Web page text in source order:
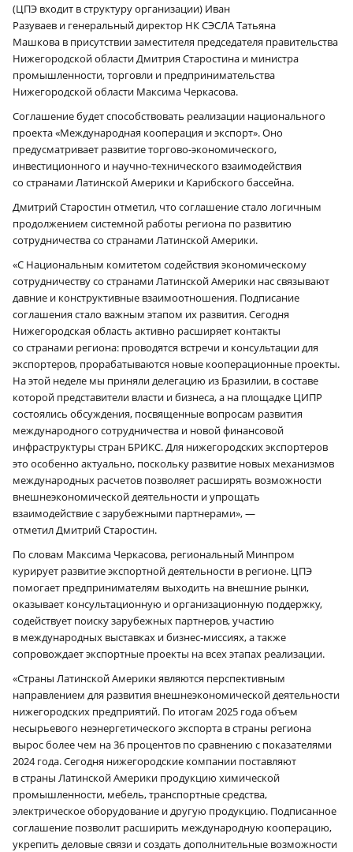
(ЦПЭ входит в структуру организации) Иван
Разуваев и генеральный директор НК СЭСЛА Татьяна
Машкова в присутствии заместителя председателя правительства
Нижегородской области Дмитрия Старостина и министра
промышленности, торговли и предпринимательства
Нижегородской области Максима Черкасова.
Соглашение будет способствовать реализации национального
проекта «Международная кооперация и экспорт». Оно
предусматривает развитие торгово-экономического,
инвестиционного и научно-технического взаимодействия
со странами Латинской Америки и Карибского бассейна.
Дмитрий Старостин отметил, что соглашение стало логичным
продолжением системной работы региона по развитию
сотрудничества со странами Латинской Америки.
«С Национальным комитетом содействия экономическому
сотрудничеству со странами Латинской Америки нас связывают
давние и конструктивные взаимоотношения. Подписание
соглашения стало важным этапом их развития. Сегодня
Нижегородская область активно расширяет контакты
со странами региона: проводятся встречи и консультации для
экспортеров, прорабатываются новые кооперационные проекты.
На этой неделе мы приняли делегацию из Бразилии, в составе
которой представители власти и бизнеса, а на площадке ЦИПР
состоялись обсуждения, посвященные вопросам развития
международного сотрудничества и новой финансовой
инфраструктуры стран БРИКС. Для нижегородских экспортеров
это особенно актуально, поскольку развитие новых механизмов
международных расчетов позволяет расширять возможности
внешнеэкономической деятельности и упрощать
взаимодействие с зарубежными партнерами», —
отметил Дмитрий Старостин.
По словам Максима Черкасова, региональный Минпром
курирует развитие экспортной деятельности в регионе. ЦПЭ
помогает предпринимателям выходить на внешние рынки,
оказывает консультационную и организационную поддержку,
содействует поиску зарубежных партнеров, участию
в международных выставках и бизнес-миссиях, а также
сопровождает экспортные проекты на всех этапах реализации.
«Страны Латинской Америки являются перспективным
направлением для развития внешнеэкономической деятельности
нижегородских предприятий. По итогам 2025 года объем
несырьевого неэнергетического экспорта в страны региона
вырос более чем на 36 процентов по сравнению с показателями
2024 года. Сегодня нижегородские компании поставляют
в страны Латинской Америки продукцию химической
промышленности, мебель, транспортные средства,
электрическое оборудование и другую продукцию. Подписанное
соглашение позволит расширить международную кооперацию,
укрепить деловые связи и создать дополнительные возможности